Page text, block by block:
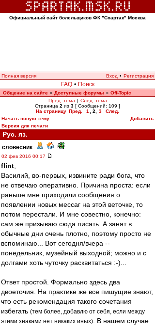
Официальный сайт болельщиков ФК "Спартак" Москва
Полная версия Вход • Регистрация
FAQ • Поиск
Общение на сайте » Доступные форумы » Off-Topic
Пред. тема | След. тема
Страница 2 из 3 [ Сообщений: 109 ]
На страницу Пред. 1 2 3
След.
Начать новую тему
Добавить
Версия для печати
Рус. яз.
словесник -
02 фев 2016 00:17
flint
Василий, во-первых, извините ради бога, что
не отвечаю оперативно. Причина проста: если
раньше мне приходили сообщения о
появлении новых мессаг на этой веточке, то
потом перестали. И мне совестно, конечно:
сам же призываю сюда писать. А занят в
обычные дни очень плотно, поэтому просто не
вспоминаю... Вот сегодня/вчера --
понедельник, музейный выходной; можно и с
долгами хоть чуточку расквитаться :-)...
Ответ простой. Формально здесь два
двоеточия. На практике же все пишущие знают,
что есть рекомендация такого сочетания
избегать (тем более, добавлю от себя, если между
этими знаками нет никаких иных) . В нашем случае